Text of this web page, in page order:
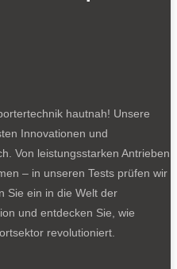
hautnah! Unsere
Innovationen und
Von leistungsstarken Antrieben
– in unseren Tests prüfen wir
Sie ein in die Welt der
und entdecken Sie, wie
revolutioniert.